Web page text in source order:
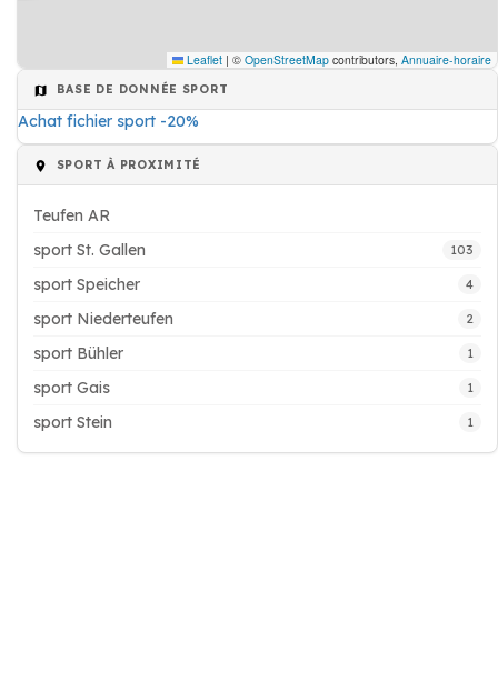
Leaflet | © OpenStreetMap contributors, Annuaire-horaire
BASE DE DONNÉE SPORT
Achat fichier sport -20%
SPORT À PROXIMITÉ
Teufen AR
sport St. Gallen
103
sport Speicher 4
sport Niederteufen 2
sport Bühler 1
sport Gais 1
sport Stein 1